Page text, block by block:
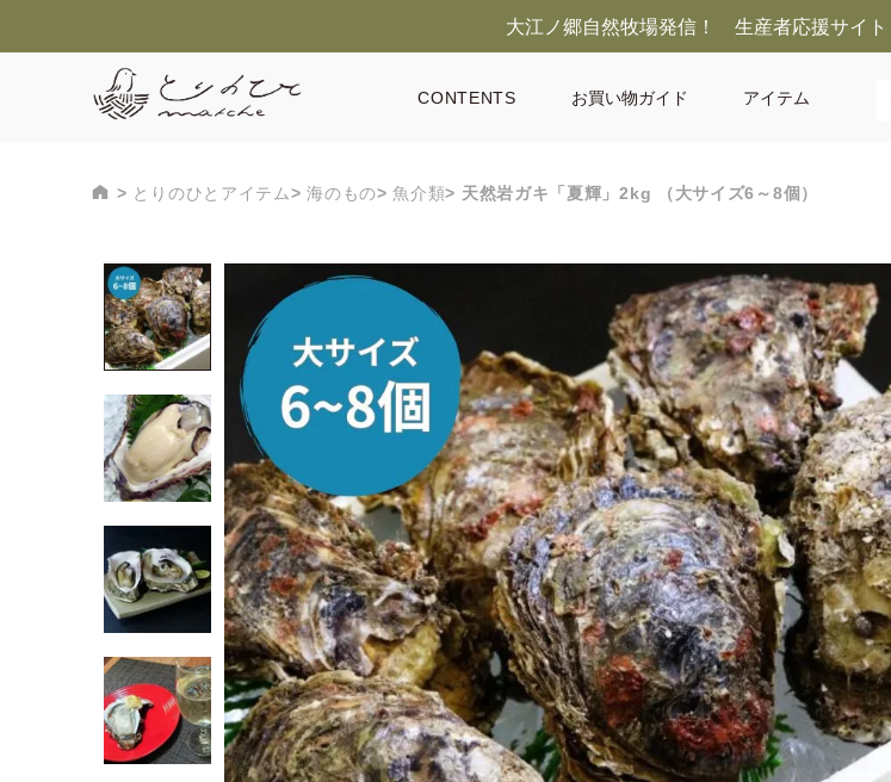
大江ノ郷自然牧場発信！ 生産者応援サイト
CONTENTS お買い物ガイド アイテム
とりのひとアイテム 海のもの 魚介類 天然岩ガキ「夏輝」2kg （大サイズ6～8個）